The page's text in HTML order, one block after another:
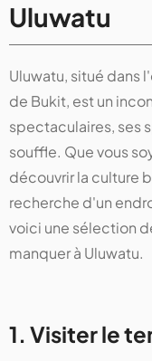
Uluwatu
Uluwatu, situé dans
de Bukit, est un
spectaculaires, ses
souffle. Que vous
découvrir la culture
recherche d'un
voici une sélection
manquer à Uluwatu.
1. Visiter le